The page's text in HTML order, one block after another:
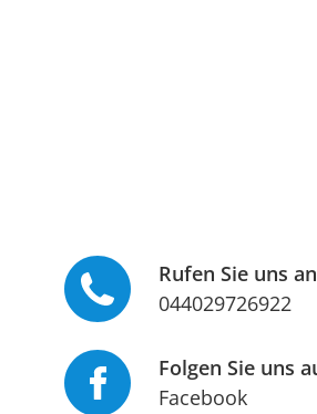
Rufen Sie uns an
044029726922
Folgen Sie uns
Facebook